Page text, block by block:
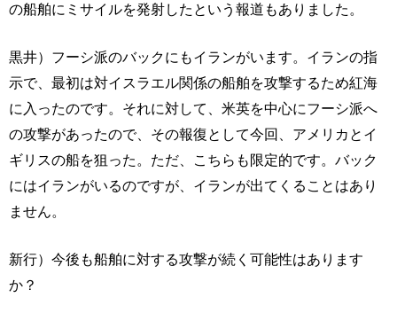
の船舶にミサイルを発射したという報道もありました。
黒井）フーシ派のバックにもイランがいます。イランの指
示で、最初は対イスラエル関係の船舶を攻撃するため紅海
に入ったのです。それに対して、米英を中心にフーシ派へ
の攻撃があったので、その報復として今回、アメリカとイ
ギリスの船を狙った。ただ、こちらも限定的です。バック
にはイランがいるのですが、イランが出てくることはあり
ません。
新行）今後も船舶に対する攻撃が続く可能性はあります
か？